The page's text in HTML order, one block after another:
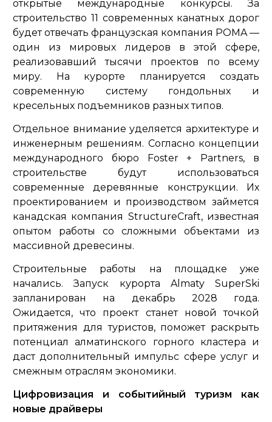
открытые международные конкурсы. За
строительство 11 современных канатных дорог
будет отвечать французская компания POMA —
один из мировых лидеров в этой сфере,
реализовавший тысячи проектов по всему
миру. На курорте планируется создать
современную систему гондольных и
кресельных подъемников разных типов.
Отдельное внимание уделяется архитектуре и
инженерным решениям. Согласно концепции
международного бюро Foster + Partners, в
строительстве будут использоваться
современные деревянные конструкции. Их
проектированием и производством займется
канадская компания StructureCraft, известная
опытом работы со сложными объектами из
массивной древесины.
Строительные работы на площадке уже
начались. Запуск курорта Almaty SuperSki
запланирован на декабрь 2028 года.
Ожидается, что проект станет новой точкой
притяжения для туристов, поможет раскрыть
потенциал алматинского горного кластера и
даст дополнительный импульс сфере услуг и
смежным отраслям экономики.
Цифровизация и событийный туризм как
новые драйверы